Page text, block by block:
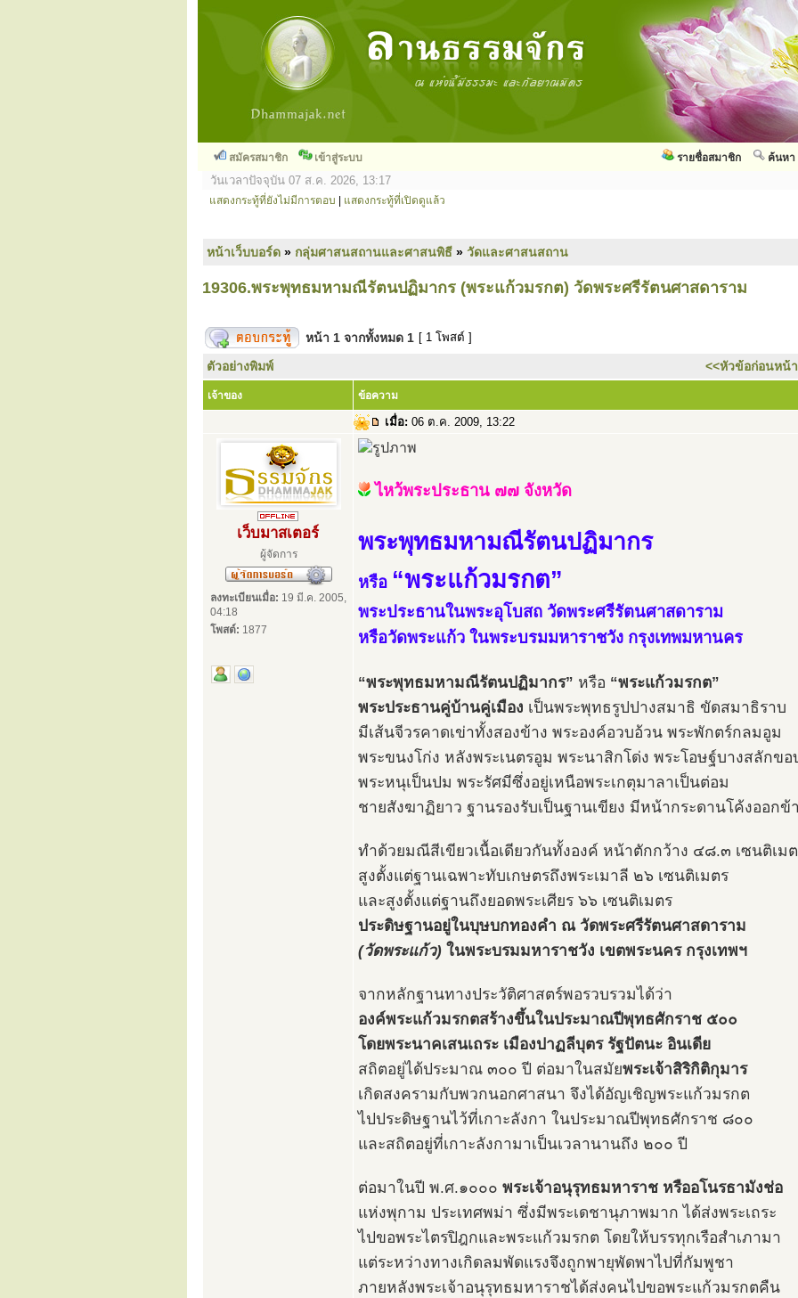
สมัครสมาชิก เข้าสู่ระบบ ค้นหา
รายชื่อสมาชิก
วันเวลาปัจจุบัน 07 ส.ค. 2026, 13:17
แสดงกระทู้ที่ยังไม่มีการตอบ แสดงกระทู้ที่เปิดดูแล้ว
หน้าเว็บบอร์ด » กลุ่มศาสนสถานและศาสนพิธี » วัดและศาสนสถาน
19306.พระพุทธมหามณีรัตนปฏิมากร (พระแก้วมรกต) วัดพระศรีรัตนศาสดาราม
หน้า 1 จากทั้งหมด 1 [ 1 โพสต์ ]
ตัวอย่างพิมพ์ <<หัวข้อก่อนหน้า
เจ้าของ ข้อความ
เมื่อ: 06 ต.ค. 2009, 13:22
เว็บมาสเตอร์
ผู้จัดการ
ลงทะเบียนเมื่อ: 19 มี.ค. 2005,
04:18
โพสต์: 1877
ไหว้พระประธาน ๗๗ จังหวัด
พระพุทธมหามณีรัตนปฏิมากร
หรือ “พระแก้วมรกต”
พระประธานในพระอุโบสถ วัดพระศรีรัตนศาสดาราม
หรือวัดพระแก้ว ในพระบรมมหาราชวัง กรุงเทพมหานคร
“พระพุทธมหามณีรัตนปฏิมากร” หรือ “พระแก้วมรกต”
พระประธานคู่บ้านคู่เมือง เป็นพระพุทธรูปปางสมาธิ ขัดสมาธิราบ
มีเส้นจีวรคาดเข่าทั้งสองข้าง พระองค์อวบอ้วน พระพักตร์กลมอูม
พระขนงโก่ง หลังพระเนตรอูม พระนาสิกโด่ง พระโอษฐ์บางสลักขอ
พระหนุเป็นปม พระรัศมีซึ่งอยู่เหนือพระเกตุมาลาเป็นต่อม
ชายสังฆาฏิยาว ฐานรองรับเป็นฐานเขียง มีหน้ากระดานโค้งออกข้
ทำด้วยมณีสีเขียวเนื้อเดียวกันทั้งองค์ หน้าตักกว้าง ๔๘.๓ เซนติเม
สูงตั้งแต่ฐานเฉพาะทับเกษตรถึงพระเมาลี ๒๖ เซนติเมตร
และสูงตั้งแต่ฐานถึงยอดพระเศียร ๖๖ เซนติเมตร
ประดิษฐานอยู่ในบุษบกทองคำ ณ วัดพระศรีรัตนศาสดาราม
(วัดพระแก้ว) ในพระบรมมหาราชวัง เขตพระนคร กรุงเทพฯ
จากหลักฐานทางประวัติศาสตร์พอรวบรวมได้ว่า
องค์พระแก้วมรกตสร้างขึ้นในประมาณปีพุทธศักราช ๕๐๐
โดยพระนาคเสนเถระ เมืองปาฏลีบุตร รัฐปัตนะ อินเดีย
สถิตอยู่ได้ประมาณ ๓๐๐ ปี ต่อมาในสมัยพระเจ้าสิริกิติกุมาร
เกิดสงครามกับพวกนอกศาสนา จึงได้อัญเชิญพระแก้วมรกต
ไปประดิษฐานไว้ที่เกาะลังกา ในประมาณปีพุทธศักราช ๘๐๐
และสถิตอยู่ที่เกาะลังกามาเป็นเวลานานถึง ๒๐๐ ปี
ต่อมาในปี พ.ศ.๑๐๐๐ พระเจ้าอนุรุทธมหาราช หรืออโนรธามังช่อ
แห่งพุกาม ประเทศพม่า ซึ่งมีพระเดชานุภาพมาก ได้ส่งพระเถระ
ไปขอพระไตรปิฎกและพระแก้วมรกต โดยให้บรรทุกเรือสำเภามา
แต่ระหว่างทางเกิดลมพัดแรงจึงถูกพายุพัดพาไปที่กัมพูชา
ภายหลังพระเจ้าอนุรุทธมหาราชได้ส่งคนไปขอพระแก้วมรกตคืน